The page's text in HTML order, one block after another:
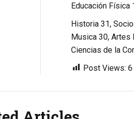
Educación Física
Historia 31,
Musica 30, Artes
Ciencias de la
Post Views: 6